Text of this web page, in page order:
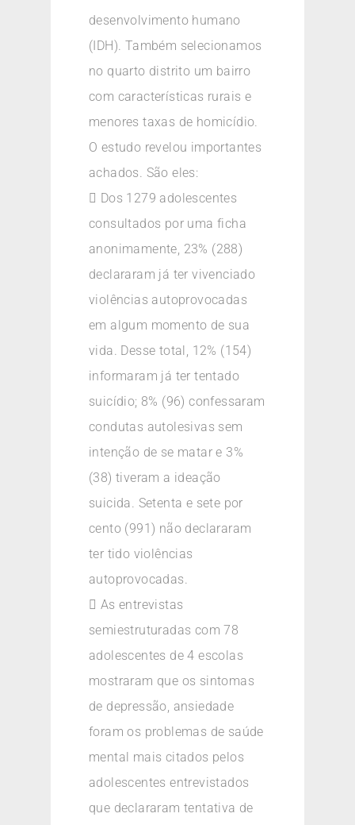
desenvolvimento humano
(IDH). Também selecionamos
no quarto distrito um bairro
com características rurais e
menores taxas de homicídio.
O estudo revelou importantes
achados. São eles:
 Dos 1279 adolescentes
consultados por uma ficha
anonimamente, 23% (288)
declararam já ter vivenciado
violências autoprovocadas
em algum momento de sua
vida. Desse total, 12% (154)
informaram já ter tentado
suicídio; 8% (96) confessaram
condutas autolesivas sem
intenção de se matar e 3%
(38) tiveram a ideação
suicida. Setenta e sete por
cento (991) não declararam
ter tido violências
autoprovocadas.
 As entrevistas
semiestruturadas com 78
adolescentes de 4 escolas
mostraram que os sintomas
de depressão, ansiedade
foram os problemas de saúde
mental mais citados pelos
adolescentes entrevistados
que declararam tentativa de